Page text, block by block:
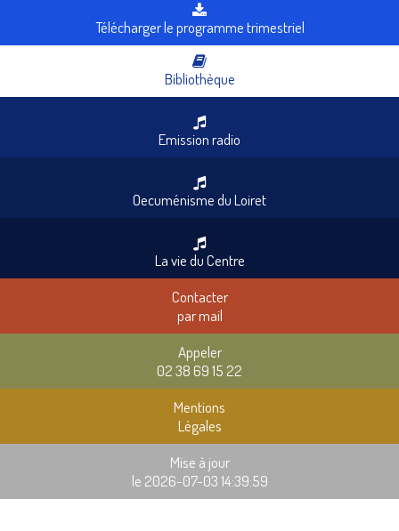
Télécharger le programme trimestriel
Bibliothèque
Emission radio
Oecuménisme du Loiret
La vie du Centre
Contacter
par mail
Appeler
02 38 69 15 22
Mentions
Légales
Mise à jour
le 2026-07-03 14:39:59